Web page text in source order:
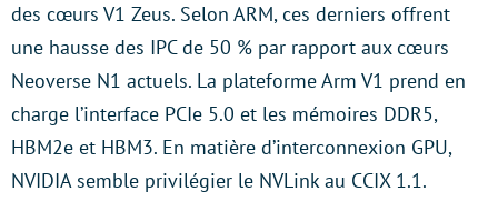
des cœurs V1 Zeus. Selon ARM, ces derniers offrent
une hausse des IPC de 50 % par rapport aux cœurs
Neoverse N1 actuels. La plateforme Arm V1 prend en
charge l’interface PCIe 5.0 et les mémoires DDR5,
HBM2e et HBM3. En matière d’interconnexion GPU,
NVIDIA semble privilégier le NVLink au CCIX 1.1.